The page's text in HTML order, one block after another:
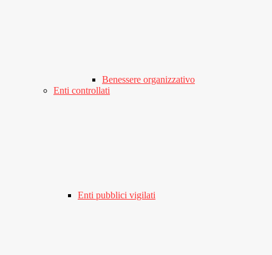
Benessere organizzativo
Enti controllati
Enti pubblici vigilati